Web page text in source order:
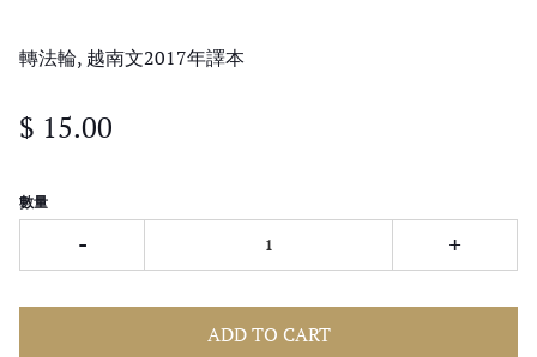
轉法輪, 越南文2017年譯本
$ 15.00
數量
- +
ADD TO CART